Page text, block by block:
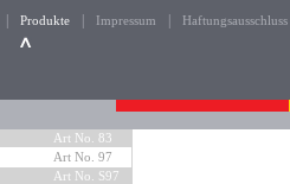
Produkte Impressum Haftungsausschluss
Art No. 83
Art No. 97
Art No. S97